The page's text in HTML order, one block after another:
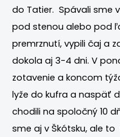
do Tatier. Spávali sme
pod stenou alebo pod
premrznutí, vypili čaj a
dokola aj 3-4 dni. V
zotavenie a koncom
lyže do kufra a naspäť
chodili na spoločný 10
sme aj v Škótsku, ale